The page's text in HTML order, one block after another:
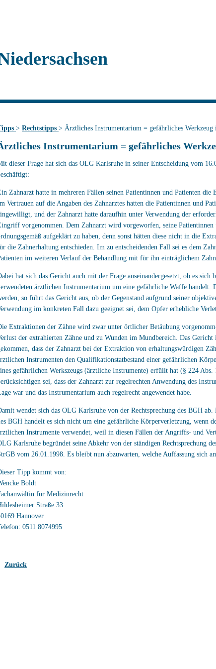
> Rechtstipps > Ärztliches Instrumentarium = gefährliches Werkzeug
Instrumentarium = gefährliches
dieser Frage hat sich das OLG Karlsruhe in seiner Entscheidung vom
Zahnarzt hatte in mehreren Fällen seinen Patientinnen und Patienten
Vertrauen auf die Angaben des Zahnarztes hatten die Patientinnen und
und der Zahnarzt hatte daraufhin unter Verwendung der
vorgenommen. Dem Zahnarzt wird vorgeworfen, seine Patientinnen
aufgeklärt zu haben, denn sonst hätten diese nicht in die
die Zahnerhaltung entschieden. Im zu entscheidenden Fall sei es dem
im weiteren Verlauf der Behandlung mit für ihn einträglichem
hat sich das Gericht auch mit der Frage auseinandergesetzt, ob es sich
ärztlichen Instrumentarium um eine gefährliche Waffe handelt.
so führt das Gericht aus, ob der Gegenstand aufgrund seiner
im konkreten Fall dazu geeignet sei, dem Opfer erhebliche
Extraktionen der Zähne wird zwar unter örtlicher Betäubung
der extrahierten Zähne und zu Wunden im Mundbereich. Das Gericht
dass der Zahnarzt bei der Extraktion von erhaltungswürdigen
Instrumenten den Qualifikationstatbestand einer gefährlichen
gefährlichen Werkszeugs (ärztliche Instrumente) erfüllt hat (§ 224
sei, dass der Zahnarzt zur regelrechten Anwendung des
war und das Instrumentarium auch regelrecht angewendet habe.
wendet sich das OLG Karlsruhe von der Rechtsprechung des BGH ab.
BGH handelt es sich nicht um eine gefährliche Körperverletzung, wenn
Instrumente verwendet, weil in diesen Fällen der Angriffs- und
Karlsruhe begründet seine Abkehr von der ständigen Rechtsprechung
vom 26.01.1998. Es bleibt nun abzuwarten, welche Auffassung sich
Tipp kommt von:
Boldt
für Medizinrecht
Straße 33
Hannover
0511 8074995
Zurück